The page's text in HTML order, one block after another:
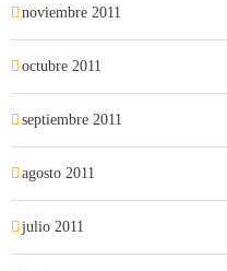
noviembre 2011
octubre 2011
septiembre 2011
agosto 2011
julio 2011